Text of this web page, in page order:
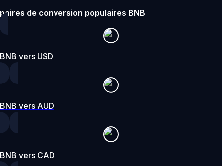
paires de conversion populaires BNB
BNB vers USD
BNB vers AUD
BNB vers CAD